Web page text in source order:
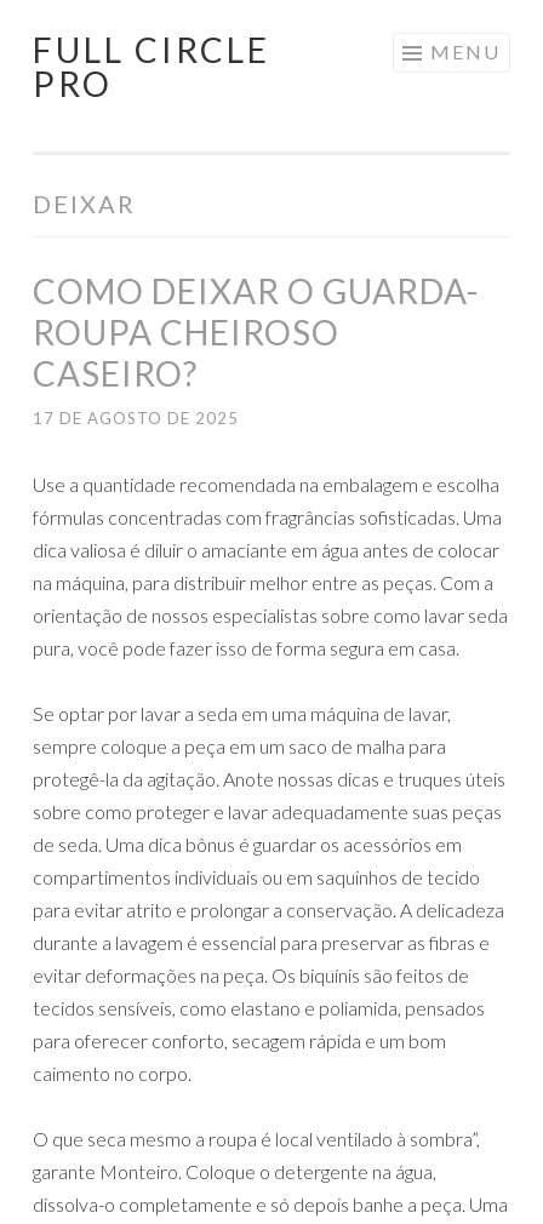
Pular
para
FULL CIRCLE
PRO
MENU
DEIXAR
COMO DEIXAR O GUARDA-
ROUPA CHEIROSO
CASEIRO?
17 DE AGOSTO DE 2025
Use a quantidade recomendada na embalagem e escolha
fórmulas concentradas com fragrâncias sofisticadas. Uma
dica valiosa é diluir o amaciante em água antes de colocar
na máquina, para distribuir melhor entre as peças. Com a
orientação de nossos especialistas sobre como lavar seda
pura, você pode fazer isso de forma segura em casa.
Se optar por lavar a seda em uma máquina de lavar,
sempre coloque a peça em um saco de malha para
protegê-la da agitação. Anote nossas dicas e truques úteis
sobre como proteger e lavar adequadamente suas peças
de seda. Uma dica bônus é guardar os acessórios em
compartimentos individuais ou em saquinhos de tecido
para evitar atrito e prolongar a conservação. A delicadeza
durante a lavagem é essencial para preservar as fibras e
evitar deformações na peça. Os biquínis são feitos de
tecidos sensíveis, como elastano e poliamida, pensados
para oferecer conforto, secagem rápida e um bom
caimento no corpo.
O que seca mesmo a roupa é local ventilado à sombra”,
garante Monteiro. Coloque o detergente na água,
dissolva-o completamente e só depois banhe a peça. Uma